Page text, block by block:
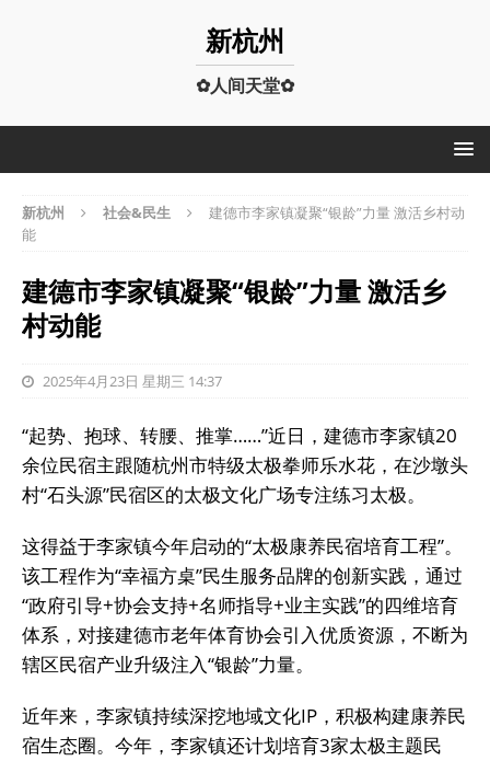
新杭州
✿人间天堂✿
新杭州 社会&民生
建德市李家镇凝聚“银龄”力量 激活乡村动
能
建德市李家镇凝聚“银龄”力量 激活乡
村动能
2025年4月23日 星期三 14:37
“起势、抱球、转腰、推掌……”近日，建德市李家镇20
余位民宿主跟随杭州市特级太极拳师乐水花，在沙墩头
村“石头源”民宿区的太极文化广场专注练习太极。
这得益于李家镇今年启动的“太极康养民宿培育工程”。
该工程作为“幸福方桌”民生服务品牌的创新实践，通过
“政府引导+协会支持+名师指导+业主实践”的四维培育
体系，对接建德市老年体育协会引入优质资源，不断为
辖区民宿产业升级注入“银龄”力量。
近年来，李家镇持续深挖地域文化IP，积极构建康养民
宿生态圈。今年，李家镇还计划培育3家太极主题民